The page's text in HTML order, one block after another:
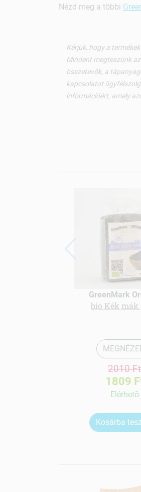
Nézd meg a többi
Kérjük, hogy a
Mindent megteszünk
összetevők, a
kapcsolatot
információért, amely
GreenMark
bio Kék mák
2010 Ft
1809
Elérhetõ
Kosárba